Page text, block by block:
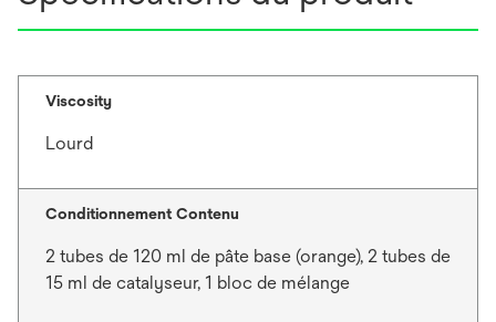
Viscosity
Lourd
Conditionnement Contenu
2 tubes de 120 ml de pâte base (orange), 2 tubes de
15 ml de catalyseur, 1 bloc de mélange